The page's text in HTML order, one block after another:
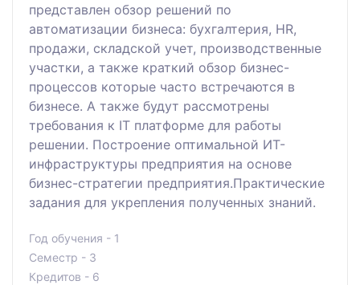
представлен обзор решений по
автоматизации бизнеса: бухгалтерия, HR,
продажи, складской учет, производственные
участки, а также краткий обзор бизнес-
процессов которые часто встречаются в
бизнесе. А также будут рассмотрены
требования к IT платформе для работы
решении. Построение оптимальной ИТ-
инфраструктуры предприятия на основе
бизнес-стратегии предприятия.Практические
задания для укрепления полученных знаний.
Год обучения - 1
Семестр - 3
Кредитов - 6